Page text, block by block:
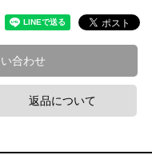
合わせ
返品について